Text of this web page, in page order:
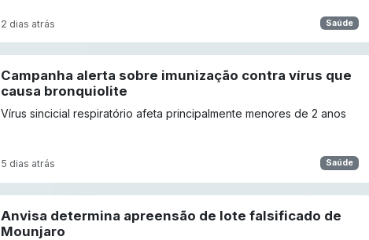
2 dias atrás Saúde
Campanha alerta sobre imunização contra vírus que
causa bronquiolite
Vírus sincicial respiratório afeta principalmente menores de 2 anos
5 dias atrás Saúde
Anvisa determina apreensão de lote falsificado de
Mounjaro